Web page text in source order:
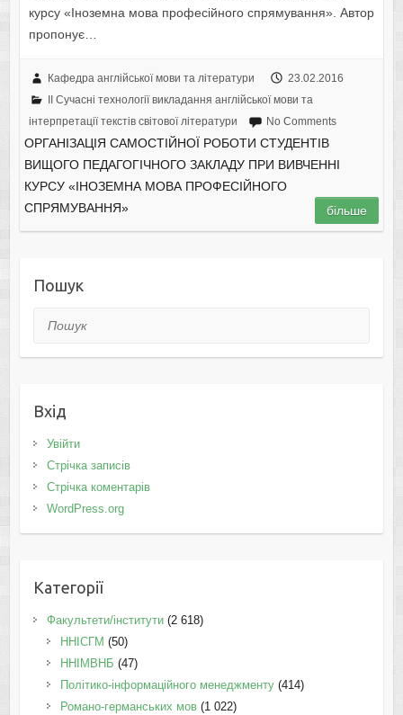
курсу «Іноземна мова професійного спрямування». Автор
пропонує…
Кафедра англійської мови та літератури
23.02.2016
II Cучасні технології викладання англійської мови та
інтерпретації текстів світової літератури
No Comments
ОРГАНІЗАЦІЯ САМОСТІЙНОЇ РОБОТИ СТУДЕНТІВ
ВИЩОГО ПЕДАГОГІЧНОГО ЗАКЛАДУ ПРИ ВИВЧЕННІ
КУРСУ «ІНОЗЕМНА МОВА ПРОФЕСІЙНОГО
СПРЯМУВАННЯ»
більше
Пошук
Пошук
Вхід
Увійти
Стрічка записів
Стрічка коментарів
WordPress.org
Категорії
Факультети/інститути(2 618)
ННІСГМ (50)
ННІМВНБ (47)
Політико-інформаційного менеджменту(414)
Романо-германських мов(1 022)